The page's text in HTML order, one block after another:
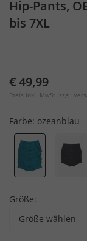
Hip-Pants,
bis 7XL
€ 49,99
Preis inkl. MwSt. zzgl.
Farbe: ozeanblau
Größe:
Größe wählen